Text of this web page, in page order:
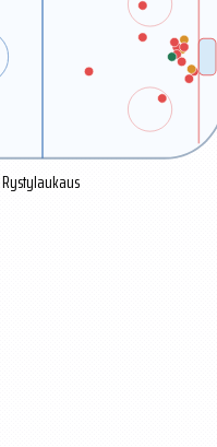
Rystylaukaus